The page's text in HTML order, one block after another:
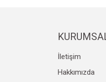
İletişim
Hakkımızda